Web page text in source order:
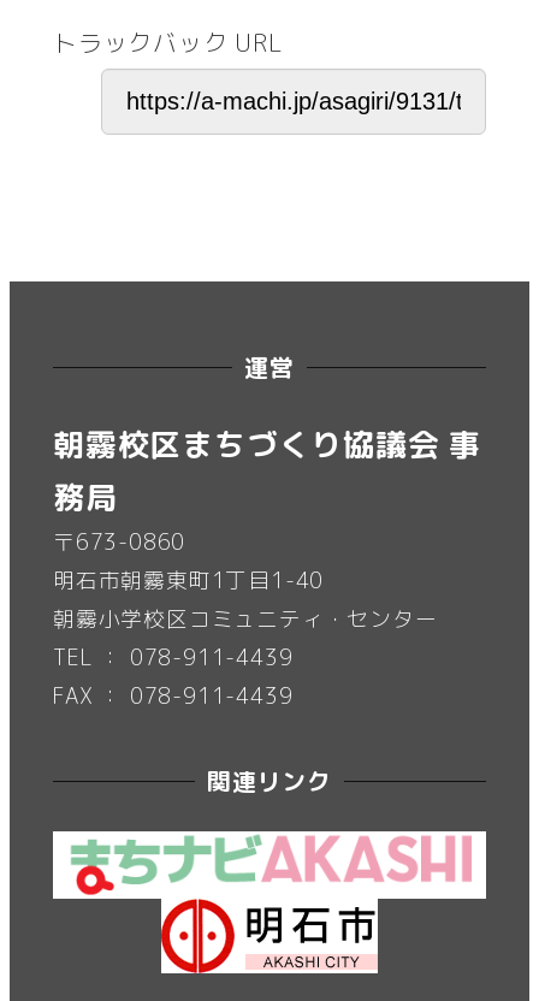
トラックバック URL
運営
朝霧校区まちづくり協議会 事
務局
〒673-0860
明石市朝霧東町1丁目1-40
朝霧小学校区コミュニティ・センター
TEL ： 078-911-4439
FAX ： 078-911-4439
関連リンク